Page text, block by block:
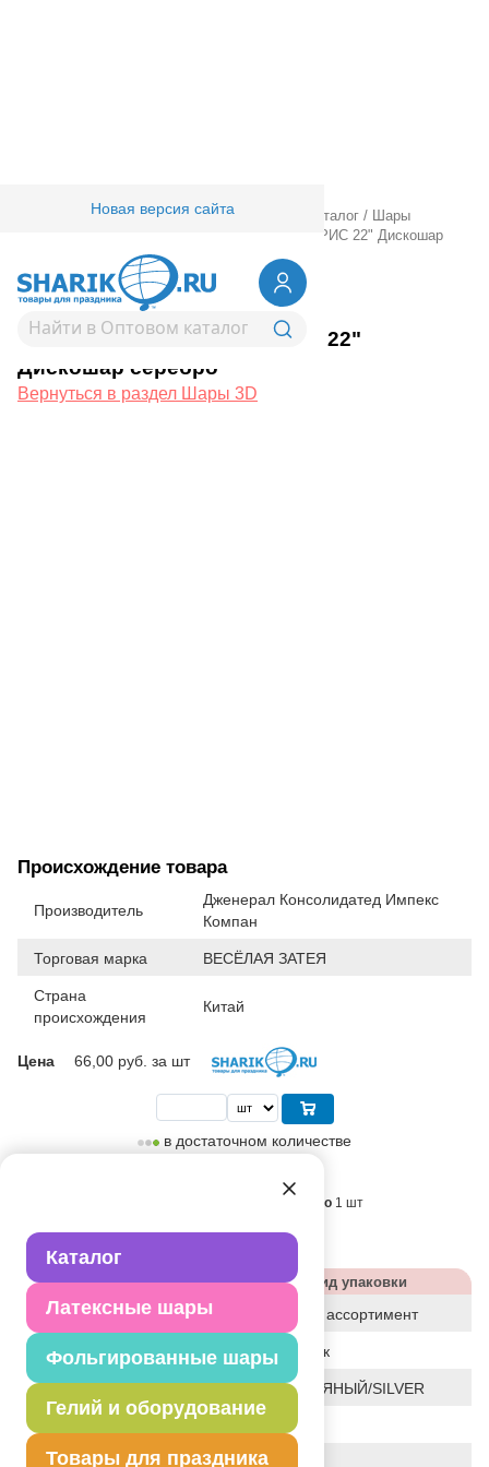
Каталог
Латексные шары
Фольгированные шары
Гелий и оборудование
Товары для праздника
Новая версия сайта
Товары для праздника/ Оптовый каталог /
Шары
К 3D СФЕРА Б/РИС 22" Дискошар
1209-0553К 3D СФЕРА Б/РИС 22"
Дискошар серебро
Вернуться в раздел Шары 3D
Происхождение товара
Производитель
Дженерал Консолидатед Импекс
Компан
Торговая марка ВЕСЁЛАЯ ЗАТЕЯ
Страна
происхождения
Китай
Цена 66,00 руб. за шт
в достаточном количестве
Поставляется партиями кратно 1 шт
1000 шт
Характеристики Вид упаковки
Статус базовый ассортимент
Событие Праздник
Цвет СЕРЕБРЯНЫЙ/SILVER
Форма СФЕРА